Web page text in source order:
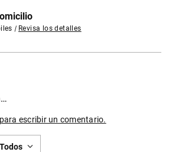
| Revisa los detalles
escribir un comentario.
Todos